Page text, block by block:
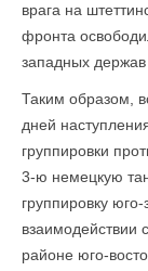
врага на
фронта
западных держав
Таким образом,
дней
группировки
3-ю немецкую
груп­пировку
взаимодействии
районе юго-